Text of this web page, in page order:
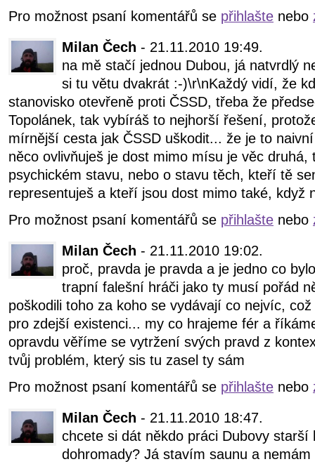
Pro možnost psaní komentářů se přihlašte nebo
Milan Čech - 21.11.2010 19:49.
na mě stačí jednou Dubou, já natvrdlý
si tu větu dvakrát :-)\r\nKaždý vidí, že
stanovisko otevřeně proti ČSSD, třeba že
Topolánek, tak vybíráš to nejhorší řešení,
mírnější cesta jak ČSSD uškodit... že je to
něco ovlivňuješ je dost mimo mísu je věc
psychickém stavu, nebo o stavu těch, kteří tě
representuješ a kteří jsou dost mimo také, když
Pro možnost psaní komentářů se přihlašte nebo
Milan Čech - 21.11.2010 19:02.
proč, pravda je pravda a je jedno co
trapní falešní hráči jako ty musí pořád
poškodili toho za koho se vydávají co nejvíc,
pro zdejší existenci... my co hrajeme fér a
opravdu věříme se vytržení svých pravd z
tvůj problém, který sis tu zasel ty sám
Pro možnost psaní komentářů se přihlašte nebo
Milan Čech - 21.11.2010 18:47.
chcete si dát někdo práci Dubovy starší
dohromady? Já stavím saunu a